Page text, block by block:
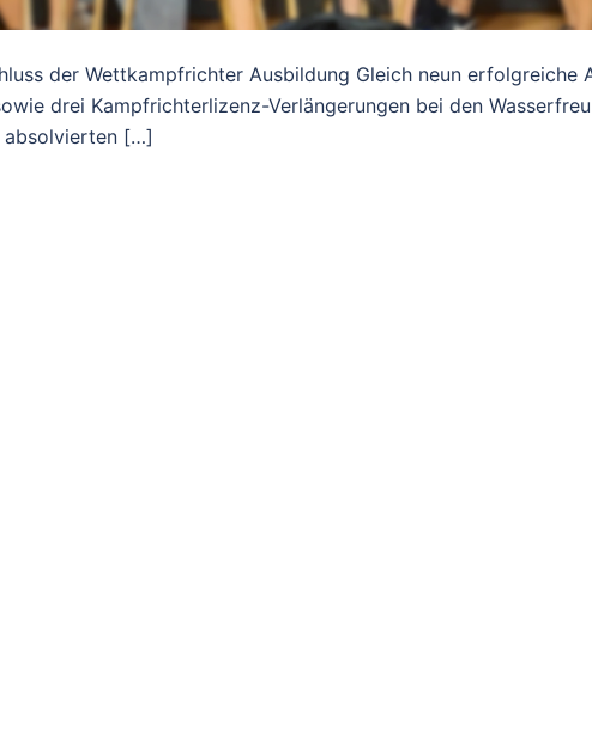
der Wettkampfrichter Ausbildung Gleich neun erfolgreiche
drei Kampfrichterlizenz-Verlängerungen bei den
absolvierten […]